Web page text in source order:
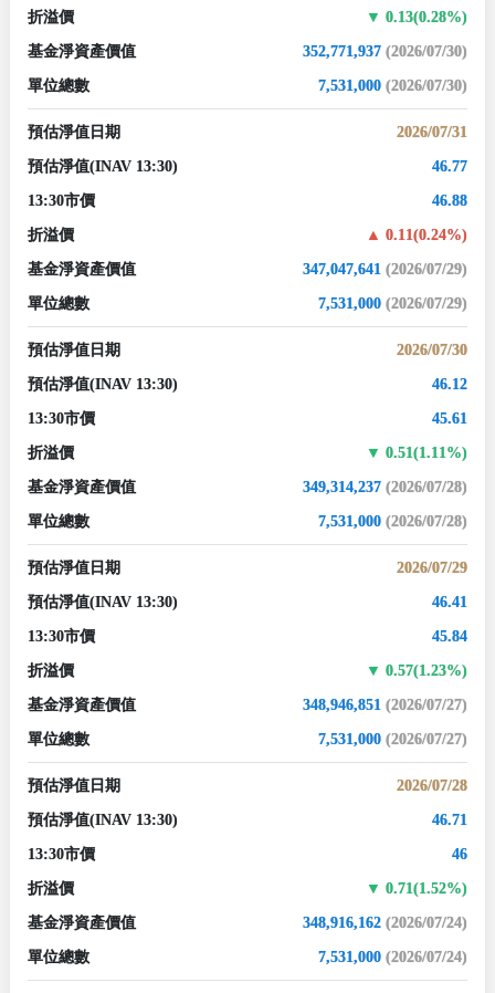
折溢價 0.13(0.28%)
基金淨資產價值 352,771,937 (2026/07/30)
單位總數 7,531,000 (2026/07/30)
預估淨值日期 2026/07/31
預估淨值(INAV 13:30) 46.77
13:30市價 46.88
折溢價 0.11(0.24%)
基金淨資產價值 347,047,641 (2026/07/29)
單位總數 7,531,000 (2026/07/29)
預估淨值日期 2026/07/30
預估淨值(INAV 13:30) 46.12
13:30市價 45.61
折溢價 0.51(1.11%)
基金淨資產價值 349,314,237 (2026/07/28)
單位總數 7,531,000 (2026/07/28)
預估淨值日期 2026/07/29
預估淨值(INAV 13:30) 46.41
13:30市價 45.84
折溢價 0.57(1.23%)
基金淨資產價值 348,946,851 (2026/07/27)
單位總數 7,531,000 (2026/07/27)
預估淨值日期 2026/07/28
預估淨值(INAV 13:30) 46.71
13:30市價 46
折溢價 0.71(1.52%)
基金淨資產價值 348,916,162 (2026/07/24)
單位總數 7,531,000 (2026/07/24)